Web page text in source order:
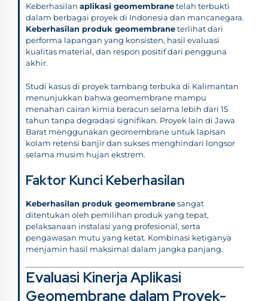
Keberhasilan aplikasi geomembranetelah terbukti
dalam berbagai proyek di Indonesia dan mancanegara.
Keberhasilan produk geomembraneterlihat dari
performa lapangan yang konsisten, hasil evaluasi
kualitas material, dan respon positif dari pengguna
akhir.
Studi kasus di proyek tambang terbuka di Kalimantan
menunjukkan bahwa geomembrane mampu
menahan cairan kimia beracun selama lebih dari 15
tahun tanpa degradasi signifikan. Proyek lain di Jawa
Barat menggunakan geomembrane untuk lapisan
kolam retensi banjir dan sukses menghindari longsor
selama musim hujan ekstrem.
Faktor Kunci Keberhasilan
Keberhasilan produk geomembranesangat
ditentukan oleh pemilihan produk yang tepat,
pelaksanaan instalasi yang profesional, serta
pengawasan mutu yang ketat. Kombinasi ketiganya
menjamin hasil maksimal dalam jangka panjang.
Evaluasi Kinerja Aplikasi
Geomembrane dalam Proyek-